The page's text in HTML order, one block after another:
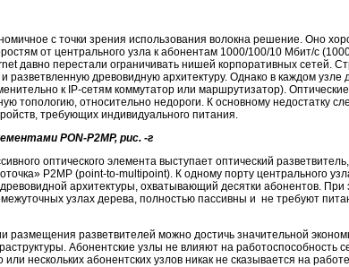
с точки зрения использования волокна решение. Оно
от центрального узла к абонентам 1000/100/10 Мбит/с
давно перестали ограничивать нишей корпоративных сетей.
разветвленную древовидную архитектуру. Однако в каждом
к IP-сетям коммутатор или маршрутизатор).
топологию, относительно недороги. К основному недостатку
требующих индивидуального питания.
PON-P2MP, рис. -г
оптического элемента выступает оптический
» P2MP (point-to-multipoint). К одному порту центрального
архитектуры, охватывающий десятки абонентов. При
узлах дерева, полностью пассивны и не требуют
размещения разветвителей можно достичь значительной
Абонентские узлы не влияют на работоспособность
нескольких абонентских узлов никак не сказывается на